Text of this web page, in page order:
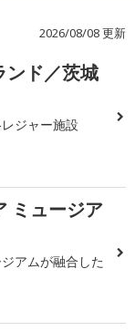
2026/08/08 更新
ンド／茨城
ジャー施設
ミュージア
アムが融合した